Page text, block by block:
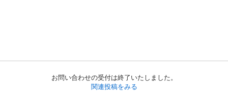
お問い合わせの受付は終了いたしました。
関連投稿をみる